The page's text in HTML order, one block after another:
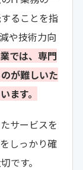
ることを指
や技術力向
では、専門
が難しいた
ます。
サービスを
しっかり確
です。